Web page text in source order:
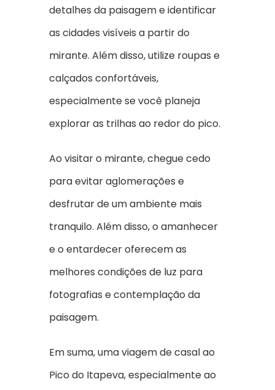
detalhes da paisagem e identificar
as cidades visíveis a partir do
mirante. Além disso, utilize roupas e
calçados confortáveis,
especialmente se você planeja
explorar as trilhas ao redor do pico.
Ao visitar o mirante, chegue cedo
para evitar aglomerações e
desfrutar de um ambiente mais
tranquilo. Além disso, o amanhecer
e o entardecer oferecem as
melhores condições de luz para
fotografias e contemplação da
paisagem.
Em suma, uma viagem de casal ao
Pico do Itapeva, especialmente ao